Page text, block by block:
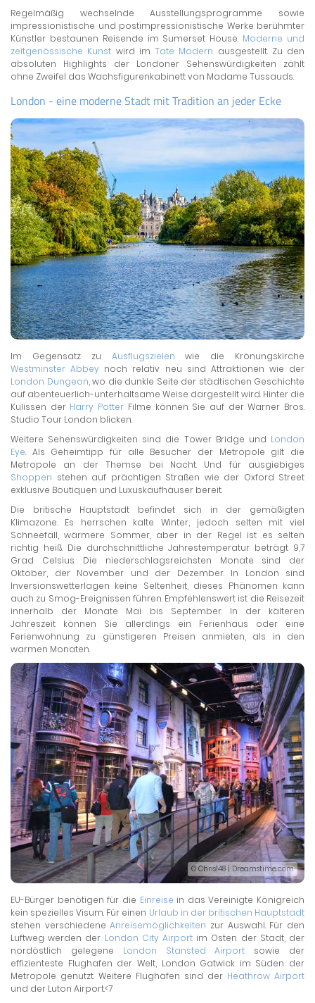
Regelmäßig wechselnde Ausstellungsprogramme sowie
impressionistische und postimpressionistische Werke berühmter
Künstler bestaunen Reisende im Sumerset House. Moderne und
zeitgenössische Kunst wird im Tate Modern ausgestellt. Zu den
absoluten Highlights der Londoner Sehenswürdigkeiten zählt
ohne Zweifel das Wachsfigurenkabinett von Madame Tussauds.
London - eine moderne Stadt mit Tradition an jeder Ecke
Im Gegensatz zu Ausflugszielen wie die Krönungskirche
Westminster Abbey noch relativ neu sind Attraktionen wie der
London Dungeon, wo die dunkle Seite der städtischen Geschichte
auf abenteuerlich-unterhaltsame Weise dargestellt wird. Hinter die
Kulissen der Harry Potter Filme können Sie auf der Warner Bros.
Studio Tour London blicken.
Weitere Sehenswürdigkeiten sind die Tower Bridge und London
Eye. Als Geheimtipp für alle Besucher der Metropole gilt die
Metropole an der Themse bei Nacht. Und für ausgiebiges
Shoppen stehen auf prächtigen Straßen wie der Oxford Street
exklusive Boutiquen und Luxuskaufhäuser bereit.
Die britische Hauptstadt befindet sich in der gemäßigten
Klimazone. Es herrschen kalte Winter, jedoch selten mit viel
Schneefall, wärmere Sommer, aber in der Regel ist es selten
richtig heiß. Die durchschnittliche Jahrestemperatur beträgt 9,7
Grad Celsius. Die niederschlagsreichsten Monate sind der
Oktober, der November und der Dezember. In London sind
Inversionswetterlagen keine Seltenheit, dieses Phänomen kann
auch zu Smog-Ereignissen führen. Empfehlenswert ist die Reisezeit
innerhalb der Monate Mai bis September. In der kälteren
Jahreszeit können Sie allerdings ein Ferienhaus oder eine
Ferienwohnung zu günstigeren Preisen anmieten, als in den
warmen Monaten.
© Chris148 | Dreamstime.com
EU-Bürger benötigen für die Einreise in das Vereinigte Königreich
kein spezielles Visum. Für einen Urlaub in der britischen Hauptstadt
stehen verschiedeneAnreisemöglichkeiten zur Auswahl. Für den
Luftweg werden der London City Airport im Osten der Stadt, der
nordöstlich gelegene London Stansted Airport sowie der
effizienteste Flughafen der Welt, London Gatwick im Süden der
Metropole genutzt. Weitere Flughäfen sind der Heathrow Airport
und der Luton Airport.<7